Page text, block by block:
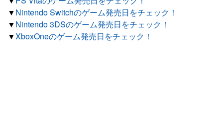
▼Nintendo Switchのゲーム発売日をチェック！
▼Nintendo 3DSのゲーム発売日をチェック！
▼XboxOneのゲーム発売日をチェック！